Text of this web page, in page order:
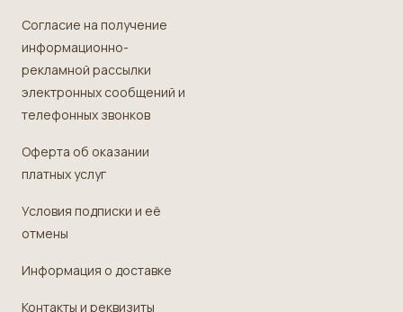
Согласие на получение
информационно-
рекламной рассылки
электронных сообщений и
телефонных звонков
Оферта об оказании
платных услуг
Условия подписки и её
отмены
Информация о доставке
Контакты и реквизиты